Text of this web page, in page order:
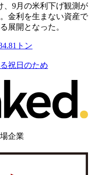
、9月の米利下げ観測が
金利を生まない資産で
展開となった。
トン
祝日のため
企業